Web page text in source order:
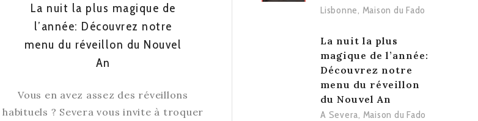
DE
LA
La nuit la plus magique de
l’année: Découvrez notre
menu du réveillon du Nouvel
An
Vous en avez assez des réveillons
habituels ? Severa vous invite à troquer
Lisbonne, Maison du Fado
La nuit la plus
magique de l’année:
Découvrez notre
menu du réveillon
du Nouvel An
A Severa, Maison du Fado